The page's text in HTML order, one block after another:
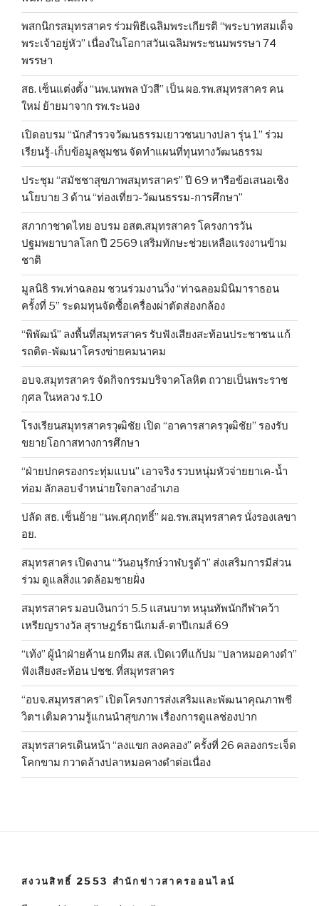
พสกนิกรสมุทรสาคร ร่วมพิธีเฉลิมพระเกียรติ “พระบาทสมเด็จ
พระเจ้าอยู่หัว” เนื่องในโอกาสวันเฉลิมพระชนมพรรษา 74
พรรษา
สธ. เซ็นแต่งตั้ง “นพ.นพพล บัวสี” เป็น ผอ.รพ.สมุทรสาคร คน
ใหม่ ย้ายมาจาก รพ.ระนอง
เปิดอบรม “นักสำรวจวัฒนธรรมเยาวชนบางปลา รุ่น 1” ร่วม
เรียนรู้-เก็บข้อมูลชุมชน จัดทำแผนที่ทุนทางวัฒนธรรม
ประชุม “สมัชชาสุขภาพสมุทรสาคร” ปี 69 หารือข้อเสนอเชิง
นโยบาย 3 ด้าน “ท่องเที่ยว-วัฒนธรรม-การศึกษา”
สภากาชาดไทย อบรม อสต.สมุทรสาคร โครงการวัน
ปฐมพยาบาลโลก ปี 2569 เสริมทักษะช่วยเหลือแรงงานข้าม
ชาติ
มูลนิธิ รพ.ท่าฉลอม ชวนร่วมงานวิ่ง “ท่าฉลอมมินิมาราธอน
ครั้งที่ 5” ระดมทุนจัดซื้อเครื่องผ่าตัดส่องกล้อง
“พิพัฒน์” ลงพื้นที่สมุทรสาคร รับฟังเสียงสะท้อนประชาชน แก้
รถติด-พัฒนาโครงข่ายคมนาคม
อบจ.สมุทรสาคร จัดกิจกรรมบริจาคโลหิต ถวายเป็นพระราช
กุศล ในหลวง ร.10
โรงเรียนสมุทรสาครวุฒิชัย เปิด “อาคารสาครวุฒิชัย” รองรับ
ขยายโอกาสทางการศึกษา
“ฝ่ายปกครองกระทุ่มแบน” เอาจริง รวบหนุ่มหัวจ่ายยาเค-น้ำ
ท่อม ลักลอบจำหน่ายใจกลางอำเภอ
ปลัด สธ. เซ็นย้าย “นพ.ศุภฤทธิ์” ผอ.รพ.สมุทรสาคร นั่งรองเลขา
อย.
สมุทรสาคร เปิดงาน “วันอนุรักษ์วาฬบรูด้า” ส่งเสริมการมีส่วน
ร่วม ดูแลสิ่งแวดล้อมชายฝั่ง
สมุทรสาคร มอบเงินกว่า 5.5 แสนบาท หนุนทัพนักกีฬาคว้า
เหรียญรางวัล สุราษฎร์ธานีเกมส์-ตาปีเกมส์ 69
“เท้ง” ผู้นำฝ่ายค้าน ยกทีม สส. เปิดเวทีแก้ปม “ปลาหมอคางดำ”
ฟังเสียงสะท้อน ปชช. ที่สมุทรสาคร
“อบจ.สมุทรสาคร” เปิดโครงการส่งเสริมและพัฒนาคุณภาพชี
วิตฯ เติมความรู้แกนนำสุขภาพ เรื่องการดูแลช่องปาก
สมุทรสาครเดินหน้า “ลงแขก ลงคลอง” ครั้งที่ 26 คลองกระเจ็ด
โคกขาม กวาดล้างปลาหมอคางดำต่อเนื่อง
สงวนสิทธิ์ 2553 สำนักข่าวสาครออนไลน์